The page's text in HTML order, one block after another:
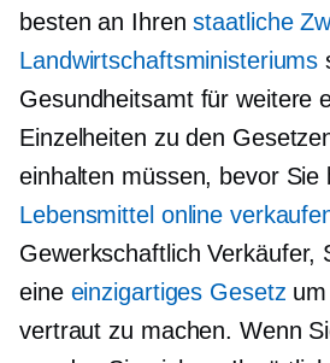
besten an Ihrenstaatliche
Landwirtschaftsministeriums
Gesundheitsamt für weitere
Einzelheiten zu den
einhalten müssen, bevor Sie
Lebensmittel online
Gewerkschaftlich Verkäufer,
eine einzigartiges Gesetz
vertraut zu machen. Wenn